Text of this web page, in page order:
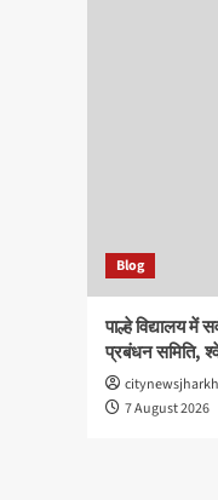
Blog
पाल्हे विद्यालय में
प्रबंधन समिति,
7 August 2026